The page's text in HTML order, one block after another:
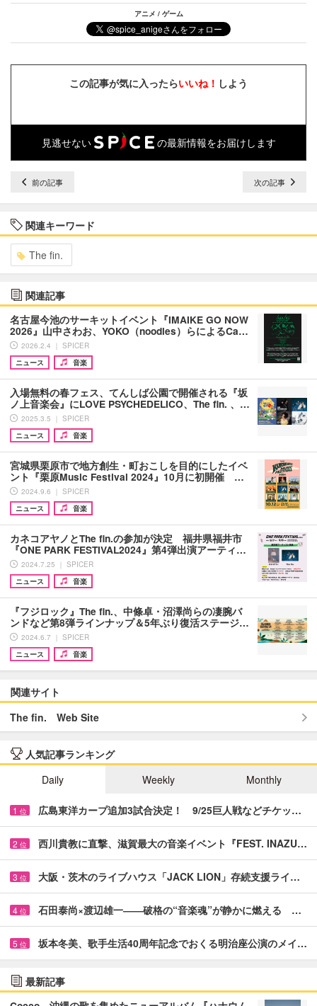
アニメ / ゲーム
この記事が気に入ったらいいね！ しよう
見逃せない の最新情報をお届けします
前の記事 次の記事
関連キーワード
The fin.
関連記事
名古屋今池のサーキットイベント『IMAIKE GO NOW
2026』山中さわお、YOKO（noodles）らによるCa…
2026.2.4 ｜ SPICER
ニュース
音楽
入場無料の春フェス、てんしば公園で開催される『坂
ノ上音楽会』にLOVE PSYCHEDELICO、The fin. 、…
2025.3.5 ｜ SPICER
ニュース
音楽
宮城県栗原市で地方創生・町おこしを目的にしたイベ
ント『栗原Music Festival 2024』10月に初開催 …
2024.9.6 ｜ SPICER
ニュース
音楽
カネコアヤノとThe fin.の参加が決定 福井県福井市
『ONE PARK FESTIVAL2024』第4弾出演アーティ…
2024.7.25 ｜ SPICER
ニュース
音楽
『フジロック』The fin.、中條卓・沼澤尚らの凄腕バ
ンドなど第8弾ラインナップ＆5年ぶり復活ステージ…
2024.6.7 ｜ SPICER
ニュース
音楽
関連サイト
The fin. Web Site
人気記事ランキング
Daily
Weekly Monthly
1 位 広島東洋カープ追加3試合決定！ 9/25巨人戦などチケッ…
2 位 西川貴教に直撃、滋賀最大の音楽イベント『FEST. INAZU…
3 位 大阪・茨木のライブハウス「JACK LION」存続支援ライ…
4 位 石田泰尚×渡辺雄一――破格の“音楽魂”が静かに燃える …
5 位 坂本冬美、歌手生活40周年記念でおくる明治座公演のメイ…
最新記事